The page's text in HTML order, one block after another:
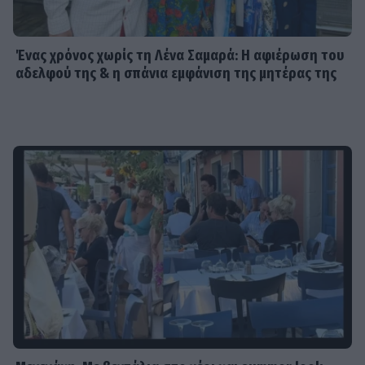
Από την εκκλησία στην ξαπλώστρα:
Η εντυπωσιακή πόζα της
Καινούργιου με μαγιό και το
προσκύνημα
Πίσω από τις γραμμές: Η ημερομηνία
της πρεμιέρας
Ένας χρόνος χωρίς τη Λένα Σαμαρά: Η αφιέρωση του
αδελφού της & η σπάνια εμφάνιση της μητέρας της